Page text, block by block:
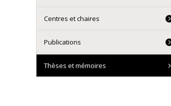
Centres et chaires
Publications
Thèses et mémoires